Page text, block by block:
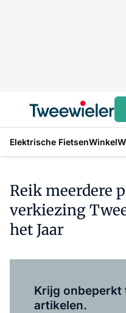
Elektrische FietsenWinkel
Reik meerdere
verkiezing
het Jaar
Krijg onbeperkt
artikelen.